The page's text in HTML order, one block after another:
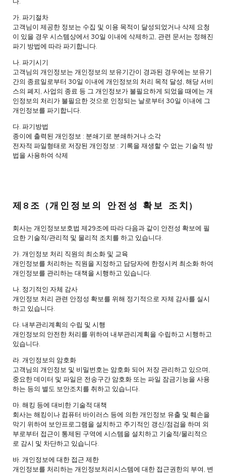
다.
가. 파기절차
고객님이 제공한 정보는 수집 및 이용 목적이 달성되었거나 삭제 요청
이 있을 경우 시스템상에서 30일 이내에 삭제하고, 관련 문서는 정해진
파기 방법에 따라 파기합니다.
나. 파기시기
고객님의 개인정보는 개인정보의 보유기간이 경과된 경우에는 보유기
간의 종료일로부터 30일 이내에 개인정보의 처리 목적 달성, 해당 서비
스의 폐지, 사업의 종료 등 그 개인정보가 불필요하게 되었을 때에는 개
인정보의 처리가 불필요한 것으로 인정되는 날로부터 30일 이내에 그
개인정보를 파기합니다.
다. 파기방법
종이에 출력된 개인정보 : 분쇄기로 분쇄하거나 소각
전자적 파일형태로 저장된 개인정보 : 기록을 재생할 수 없는 기술적 방
법을 사용하여 삭제
제8조 (개인정보의 안전성 확보 조치)
회사는 개인정보보호법 제29조에 따라 다음과 같이 안전성 확보에 필
요한 기술적/관리적 및 물리적 조치를 하고 있습니다.
가. 개인정보 처리 직원의 최소화 및 교육
개인정보를 처리하는 직원을 지정하고 담당자에 한정시켜 최소화 하여
개인정보를 관리하는 대책을 시행하고 있습니다.
나. 정기적인 자체 감사
개인정보 처리 관련 안정성 확보를 위해 정기적으로 자체 감사를 실시
하고 있습니다.
다. 내부관리계획의 수립 및 시행
개인정보의 안전한 처리를 위하여 내부관리계획을 수립하고 시행하고
있습니다.
라. 개인정보의 암호화
고객님의 개인정보 및 비밀번호는 암호화 되어 저장 관리하고 있으며,
중요한 데이터 및 파일은 전송구간 암호화 또는 파일 잠금기능을 사용
하는 등의 별도 보안조치를 취하고 있습니다.
마. 해킹 등에 대비한 기술적 대책
회사는 해킹이나 컴퓨터 바이러스 등에 의한 개인정보 유출 및 훼손을
막기 위하여 보안프로그램을 설치하고 주기적인 갱신/점검을 하며 외
부로부터 접근이 통제된 구역에 시스템을 설치하고 기술적/물리적으
로 감시 및 차단하고 있습니다.
바. 개인정보에 대한 접근 제한
개인정보를 처리하는 개인정보처리시스템에 대한 접근권한의 부여, 변